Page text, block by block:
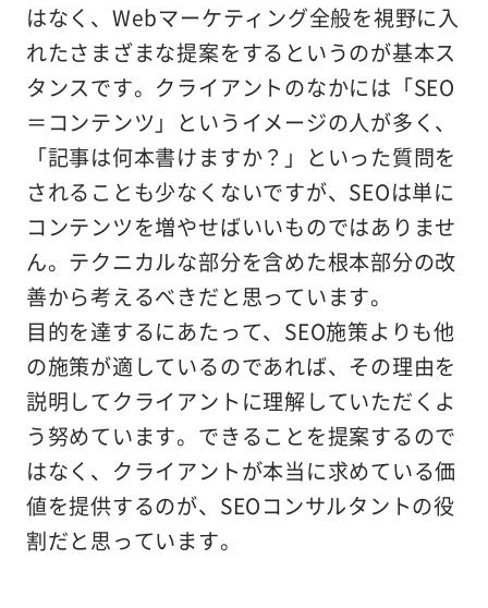
はなく、Webマーケティング全般を視野に入
れたさまざまな提案をするというのが基本ス
タンスです。クライアントのなかには「SEO
＝コンテンツ」というイメージの人が多く、
「記事は何本書けますか？」といった質問を
されることも少なくないですが、SEOは単に
コンテンツを増やせばいいものではありませ
ん。テクニカルな部分を含めた根本部分の改
善から考えるべきだと思っています。
目的を達するにあたって、SEO施策よりも他
の施策が適しているのであれば、その理由を
説明してクライアントに理解していただくよ
う努めています。できることを提案するので
はなく、クライアントが本当に求めている価
値を提供するのが、SEOコンサルタントの役
割だと思っています。